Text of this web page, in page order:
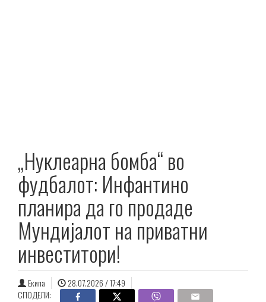
„Нуклеарна бомба“ во
фудбалот: Инфантино
планира да го продаде
Мундијалот на приватни
инвеститори!
Екипа
28.07.2026 / 17:49
СПОДЕЛИ: